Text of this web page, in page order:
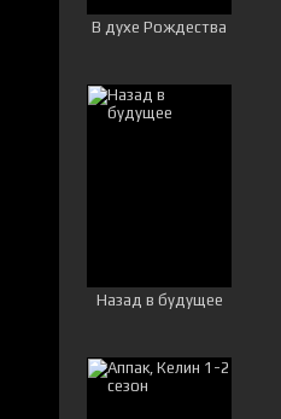
В духе Рождества
Назад в будущее